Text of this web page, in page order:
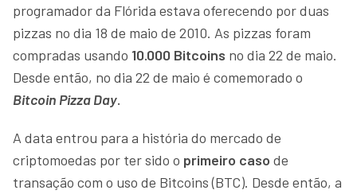
programador da Flórida estava oferecendo por duas
pizzas no dia 18 de maio de 2010. As pizzas foram
compradas usando 10.000 Bitcoins no dia 22 de maio.
Desde então, no dia 22 de maio é comemorado o
Bitcoin Pizza Day.
A data entrou para a história do mercado de
criptomoedas por ter sido o primeiro caso de
transação com o uso de Bitcoins (BTC). Desde então, a